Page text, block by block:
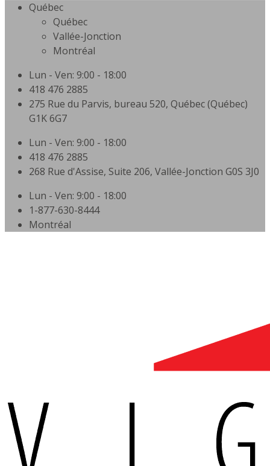
Québec
Québec
Vallée-Jonction
Montréal
Lun - Ven: 9:00 - 18:00
418 476 2885
275 Rue du Parvis, bureau 520, Québec (Québec)
G1K 6G7
Lun - Ven: 9:00 - 18:00
418 476 2885
268 Rue d'Assise, Suite 206, Vallée-Jonction G0S 3J0
Lun - Ven: 9:00 - 18:00
1-877-630-8444
Montréal